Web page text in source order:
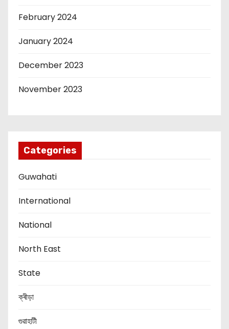
February 2024
January 2024
December 2023
November 2023
Categories
Guwahati
International
National
North East
State
ক্ৰীড়া
গুৱাহাটী